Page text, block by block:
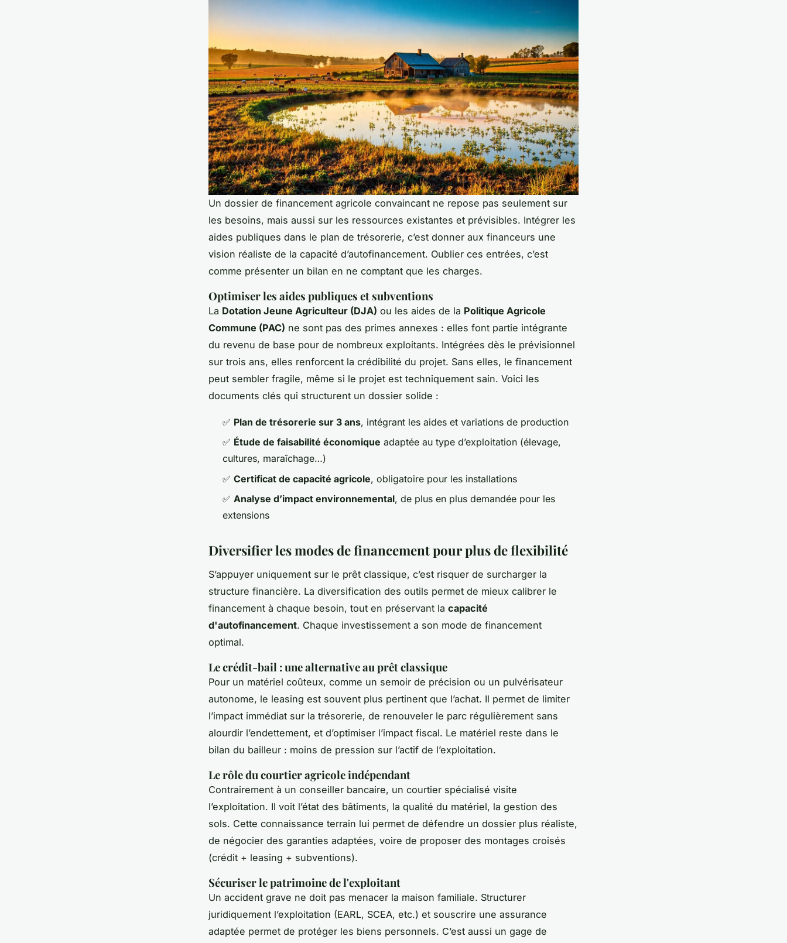
Un dossier de financement agricole convaincant ne repose pas seulement sur
les besoins, mais aussi sur les ressources existantes et prévisibles. Intégrer les
aides publiques dans le plan de trésorerie, c’est donner aux financeurs une
vision réaliste de la capacité d’autofinancement. Oublier ces entrées, c’est
comme présenter un bilan en ne comptant que les charges.
Optimiser les aides publiques et subventions
La Dotation Jeune Agriculteur (DJA) ou les aides de la Politique Agricole
Commune (PAC) ne sont pas des primes annexes : elles font partie intégrante
du revenu de base pour de nombreux exploitants. Intégrées dès le prévisionnel
sur trois ans, elles renforcent la crédibilité du projet. Sans elles, le financement
peut sembler fragile, même si le projet est techniquement sain. Voici les
documents clés qui structurent un dossier solide :
✅ Plan de trésorerie sur 3 ans, intégrant les aides et variations de production
✅ Étude de faisabilité économique adaptée au type d’exploitation (élevage,
cultures, maraîchage…)
✅ Certificat de capacité agricole, obligatoire pour les installations
✅ Analyse d’impact environnemental, de plus en plus demandée pour les
extensions
Diversifier les modes de financement pour plus de flexibilité
S’appuyer uniquement sur le prêt classique, c’est risquer de surcharger la
structure financière. La diversification des outils permet de mieux calibrer le
financement à chaque besoin, tout en préservant la capacité
d'autofinancement. Chaque investissement a son mode de financement
optimal.
Le crédit-bail : une alternative au prêt classique
Pour un matériel coûteux, comme un semoir de précision ou un pulvérisateur
autonome, le leasing est souvent plus pertinent que l’achat. Il permet de limiter
l’impact immédiat sur la trésorerie, de renouveler le parc régulièrement sans
alourdir l’endettement, et d’optimiser l’impact fiscal. Le matériel reste dans le
bilan du bailleur : moins de pression sur l’actif de l’exploitation.
Le rôle du courtier agricole indépendant
Contrairement à un conseiller bancaire, un courtier spécialisé visite
l’exploitation. Il voit l’état des bâtiments, la qualité du matériel, la gestion des
sols. Cette connaissance terrain lui permet de défendre un dossier plus réaliste,
de négocier des garanties adaptées, voire de proposer des montages croisés
(crédit + leasing + subventions).
Sécuriser le patrimoine de l'exploitant
Un accident grave ne doit pas menacer la maison familiale. Structurer
juridiquement l’exploitation (EARL, SCEA, etc.) et souscrire une assurance
adaptée permet de protéger les biens personnels. C’est aussi un gage de